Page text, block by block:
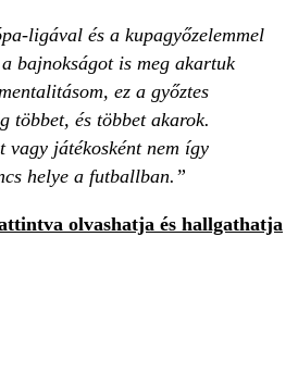
ligával és a kupagyőzelemmel
bajnokságot is meg akartuk
ez a győztes
többet, és többet akarok.
vagy játékosként nem így
helye a futballban.”
olvashatja és hallgathatja